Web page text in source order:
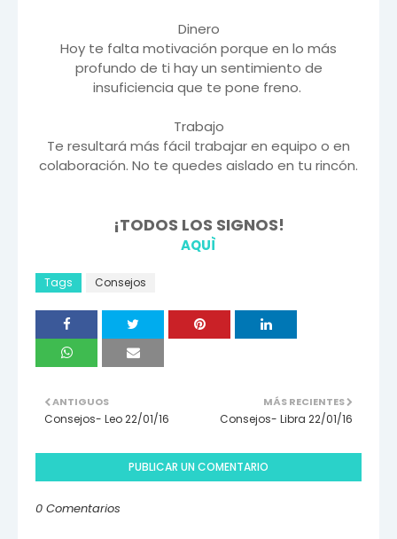
Dinero
Hoy te falta motivación porque en lo más
profundo de ti hay un sentimiento de
insuficiencia que te pone freno.
Trabajo
Te resultará más fácil trabajar en equipo o en
colaboración. No te quedes aislado en tu rincón.
¡TODOS LOS SIGNOS!
AQUÌ
Tags Consejos
MÁS RECIENTES
Consejos- Libra 22/01/16
ANTIGUOS
Consejos- Leo 22/01/16
PUBLICAR UN COMENTARIO
0 Comentarios